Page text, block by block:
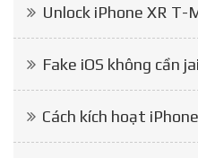
Unlock iPhone XR T-
Fake iOS không cần
Cách kích hoạt